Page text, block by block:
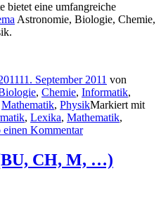
bietet eine umfangreiche
Astronomie, Biologie, Chemie,
11. September 2011 von
, Chemie, Informatik,
Mathematik, PhysikMarkiert mit
, Lexika, Mathematik,
einen Kommentar
CH, M, …)